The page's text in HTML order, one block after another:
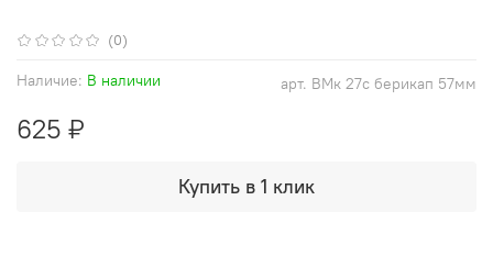
(0)
арт. ВМк 27с берикап 57мм
Наличие: В наличии
625 ₽
Купить в 1 клик